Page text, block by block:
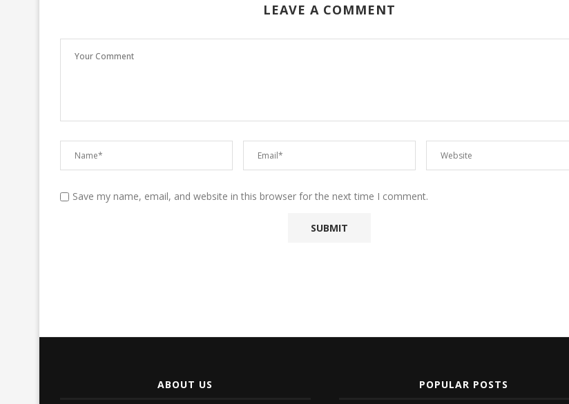
LEAVE A COMMENT
Save my name, email, and website in this browser for the next time I comment.
ABOUT US POPULAR POSTS